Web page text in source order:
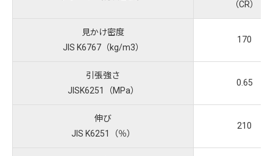
（CR）
見かけ密度
JIS K6767（kg/m3）
170
引張強さ
JISK6251（MPa）
0.65
伸び
JIS K6251（％）
210